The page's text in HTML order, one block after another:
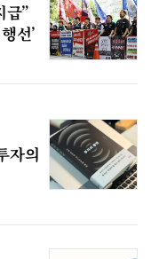
급”
선’
자의